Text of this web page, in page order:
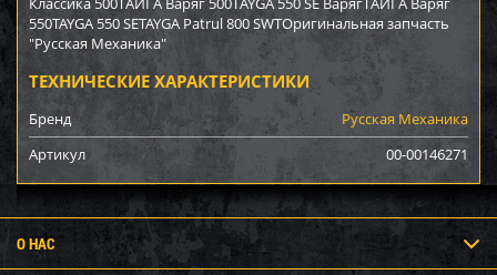
550TAYGA 550 SETAYGA Patrul 800 SWTОригинальная запчасть
"Русская Механика"
ТЕХНИЧЕСКИЕ ХАРАКТЕРИСТИКИ
Бренд
Русская Механика
Артикул
00-00146271
О НАС